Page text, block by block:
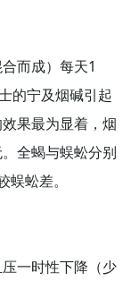
而成）每天1
的宁及烟碱引起
果最为显着，烟
全蝎与蜈蚣分别
蚣差。
一时性下降（少